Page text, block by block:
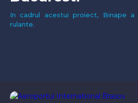
In cadrul acestui proiect, Binape
rulante.